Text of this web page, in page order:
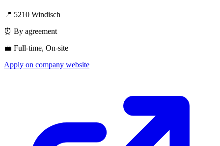
📍 5210 Windisch
⏰ By agreement
💼 Full-time, On-site
Apply on company website